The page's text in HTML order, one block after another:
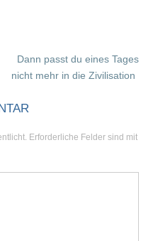
Dann passt du eines Tages
nicht mehr in die Zivilisation
Erforderliche Felder sind mit